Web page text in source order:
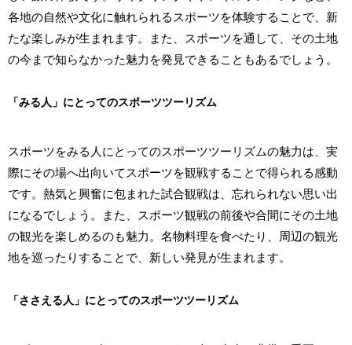
各地の自然や文化に触れられるスポーツを体験することで、新
たな楽しみが生まれます。また、スポーツを通して、その土地
の今まで知らなかった魅力を発見できることもあるでしょう。
「みる人」にとってのスポーツツーリズム
スポーツをみる人にとってのスポーツツーリズムの魅力は、実
際にその場へ出向いてスポーツを観戦することで得られる感動
です。熱気と興奮に包まれた試合観戦は、忘れられない思い出
になるでしょう。また、スポーツ観戦の前後や合間にその土地
の観光を楽しめるのも魅力。名物料理を食べたり、周辺の観光
地を巡ったりすることで、新しい発見が生まれます。
「ささえる人」にとってのスポーツツーリズム